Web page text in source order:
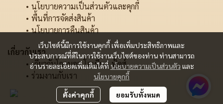
เว็บไซต์นี้มีการใช้งานคุกกี้ เพื่อเพิ่มประสิทธิภาพและ
ประสบการณ์ที่ดีในการใช้งานเว็บไซต์ของท่าน ท่านสามารถ
อ่านรายละเอียดเพิ่มเติมได้ที่ นโยบายความเป็นส่วนตัว และ
นโยบายคุกกี้
ตั้งค่าคุกกี้ ยอมรับทั้งหมด
นโยบายความเป็นส่วนตัวและคุกกี้
พื้นที่การจัดส่งสินค้า
นโยบายการคืนสินค้า
เกี่ยวกับเรา
เกี่ยวกับโกลบอล โอเชี่ยน ฟู้ดส์
ร่วมงานกับเรา